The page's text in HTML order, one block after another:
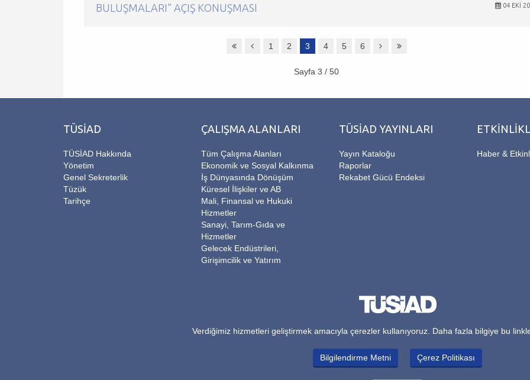
BULUŞMALARI” AÇIŞ KONUŞMASI
04 EKI
1 2 3 4 5 6
Sayfa 3 / 50
TÜSİAD
TÜSİAD Hakkında
Yönetim
Genel Sekreterlik
Tüzük
Tarihçe
ÇALIŞMA ALANLARI
Tüm Çalışma Alanları
Ekonomik ve Sosyal Kalkınma
İş Dünyasında Dönüşüm
Küresel İlişkiler ve AB
Mali, Finansal ve Hukuki
Hizmetler
Sanayi, Tarım-Gıda ve
Hizmetler
Gelecek Endüstrileri,
Girişimcilik ve Yatırım
TÜSİAD YAYINLARI
Yayın Kataloğu
Raporlar
Rekabet Gücü Endeksi
Haber &
Verdiğimiz hizmetleri geliştirmek amacıyla çerezler kullanıyoruz. Daha fazla bilgiye bu
Bilgilendirme Metni Çerez Politikası